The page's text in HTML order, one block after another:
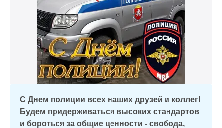
С Днем полиции всех наших друзей и коллег!
Будем придерживаться высоких стандартов
и бороться за общие ценности - свобода,